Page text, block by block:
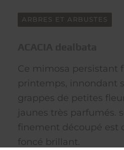
ARBRES ET ARBUSTES
Ce mimosa persistant
printemps, innondant
grappes de petites
jaunes très parfumés.
finement découpé est
foncé brillant.